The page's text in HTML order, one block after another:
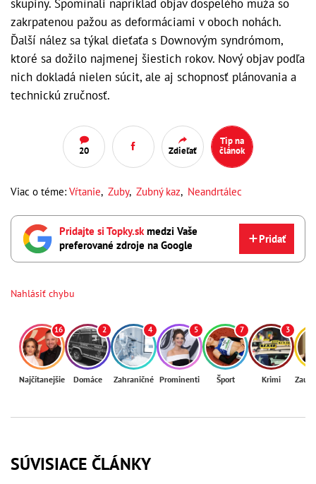
skupiny. Spomínali napríklad objav dospelého muža so
zakrpatenou pažou as deformáciami v oboch nohách.
Ďalší nález sa týkal dieťaťa s Downovým syndrómom,
ktoré sa dožilo najmenej šiestich rokov. Nový objav podľa
nich dokladá nielen súcit, ale aj schopnosť plánovania a
technickú zručnosť.
20 Zdieľať
Tip na
článok
Viac o téme: Vŕtanie, Zuby, Zubný kaz, Neandrtálec
Pridajte si Topky.skmedzi Vaše
preferované zdroje na Google
Pridať
Nahlásiť chybu
16
Najčítanejšie
2
Domáce
4
Zahraničné
5
Prominenti
7
Šport
3
Krimi
SÚVISIACE ČLÁNKY